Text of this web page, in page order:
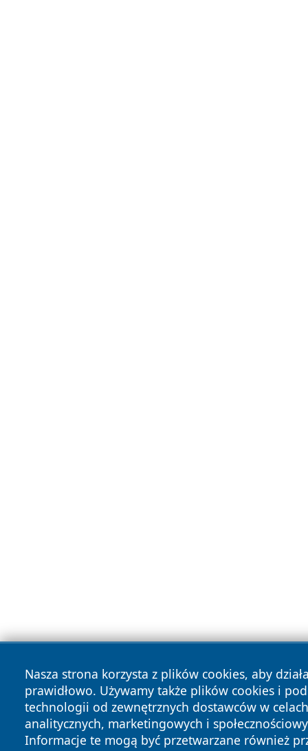
Nasza strona korzysta z plików cookies, aby
prawidłowo. Używamy także plików cookies i
technologii od zewnętrznych dostawców w celach
analitycznych, marketingowych i
Informacje te mogą być przetwarzane również